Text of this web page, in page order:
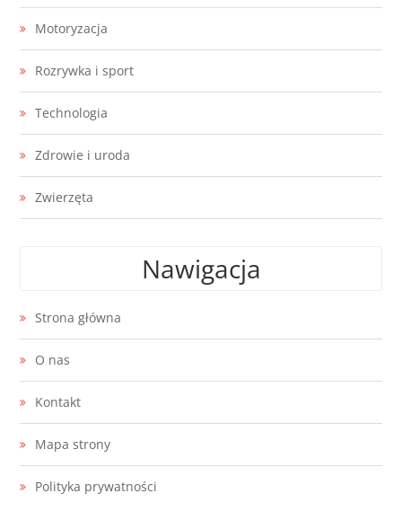
Motoryzacja
Rozrywka i sport
Technologia
Zdrowie i uroda
Zwierzęta
Nawigacja
Strona główna
O nas
Kontakt
Mapa strony
Polityka prywatności